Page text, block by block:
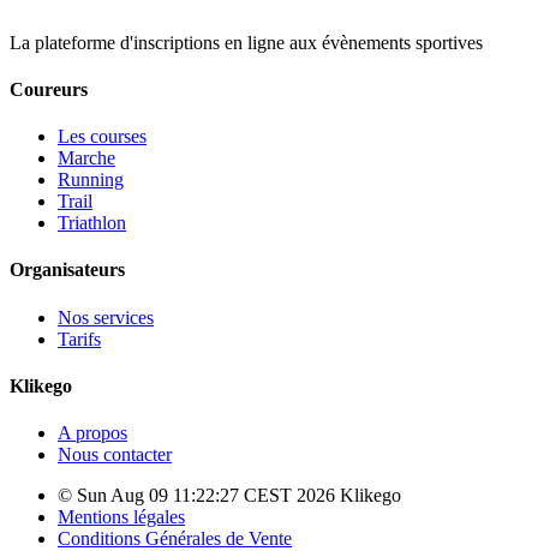
La plateforme d'inscriptions en ligne aux évènements sportives
Coureurs
Les courses
Marche
Running
Trail
Triathlon
Organisateurs
Nos services
Tarifs
Klikego
A propos
Nous contacter
© Sun Aug 09 11:22:27 CEST 2026 Klikego
Mentions légales
Conditions Générales de Vente